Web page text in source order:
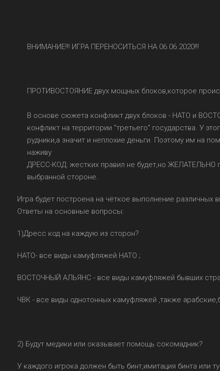
ВНИМАНИЕ!!! ИГРА ПЕРЕНОСИТЬСЯ НА 06.06.2020!!!
ПРОТИВОСТОЯНИЕ двух мощных блоков,которое
В основе сюжета конфликт двух блоков - НАТО и
конфликт на территории "третьего" государства. У
рудники,а значит и неплохие деньги. Поэтому им на
наживу
ДРЕСС-КОД: жестких правил не будет,но ЖЕЛАТЕЛЬНО
выбранной стороне.
Игра будет построена на чёткое выполнение различных
Ответы на основные вопросы:
1)Дресс код на каждую из сторон?
НАТО- все виды камуфляжей НАТО ;
ВОСТОЧНЫЙ АЛЬЯНС - все виды камуфляжей бывших
ЧВК - все виды однотонных камуфляжей ,также
2) Будут медики или оказывает помощь сокомадник?
У каждого игрока должен быть бинт,имитация бинта